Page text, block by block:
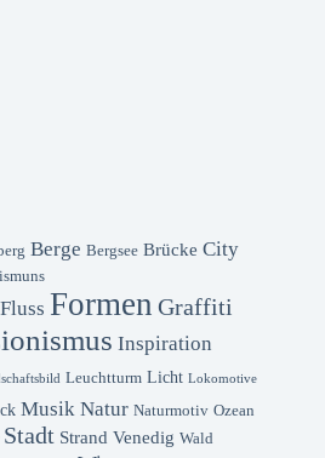
Berge Bergsee Brücke City
Fluss Formen Graffiti
Inspiration
Leuchtturm Licht Lokomotive
Musik Natur Naturmotiv Ozean
Stadt Strand Venedig Wald